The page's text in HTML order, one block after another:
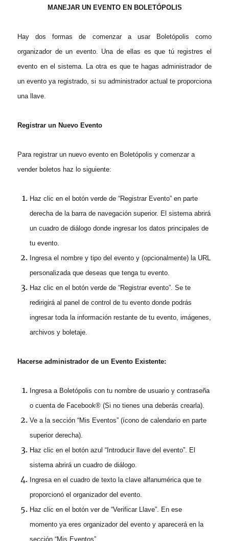
MANEJAR UN EVENTO EN BOLETÓPOLIS
Hay dos formas de comenzar a usar Boletópolis como
organizador de un evento. Una de ellas es que tú registres el
evento en el sistema. La otra es que te hagas administrador de
un evento ya registrado, si su administrador actual te proporciona
una llave.
Registrar un Nuevo Evento
Para registrar un nuevo evento en Boletópolis y comenzar a
vender boletos haz lo siguiente:
Haz clic en el botón verde de “Registrar Evento” en parte
derecha de la barra de navegación superior. El sistema abrirá
un cuadro de diálogo donde ingresar los datos principales de
tu evento.
Ingresa el nombre y tipo del evento y (opcionalmente) la URL
personalizada que deseas que tenga tu evento.
Haz clic en el botón verde de “Registrar evento”. Se te
redirigirá al panel de control de tu evento donde podrás
ingresar toda la información restante de tu evento, imágenes,
archivos y boletaje.
Hacerse administrador de un Evento Existente:
Ingresa a Boletópolis con tu nombre de usuario y contraseña
o cuenta de Facebook® (Si no tienes una deberás crearla).
Ve a la sección “Mis Eventos” (ícono de calendario en parte
superior derecha).
Haz clic en el botón azul “Introducir llave del evento”. El
sistema abrirá un cuadro de diálogo.
Ingresa en el cuadro de texto la clave alfanumérica que te
proporcionó el organizador del evento.
Haz clic en el botón ver de “Verificar Llave”. En ese
momento ya eres organizador del evento y aparecerá en la
sección “Mis Eventos”.